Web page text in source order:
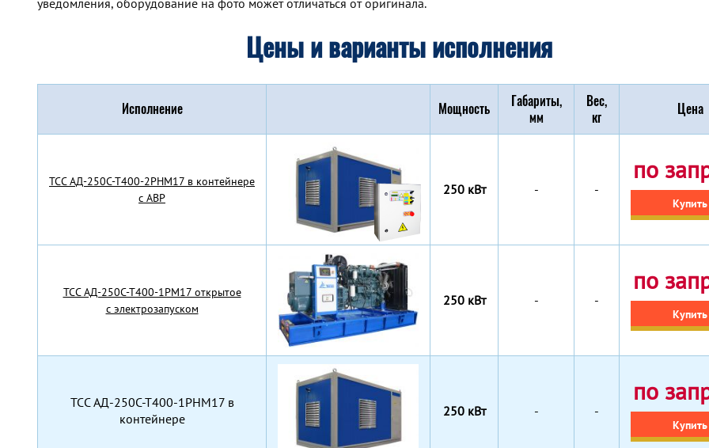
уведомления, оборудование на фото может отличаться от оригинала.
Цены и варианты исполнения
Исполнение Мощность
Габариты,
мм
Вес,
кг
Цена
TCC АД-250С-Т400-2РНМ17 в контейнере
с АВР
250 кВт - -
по
Купить
TCC АД-250С-Т400-1РМ17 открытое
с электрозапуском
250 кВт - -
по
Купить
TCC АД-250С-Т400-1РНМ17 в
контейнере
250 кВт - -
по
Купить